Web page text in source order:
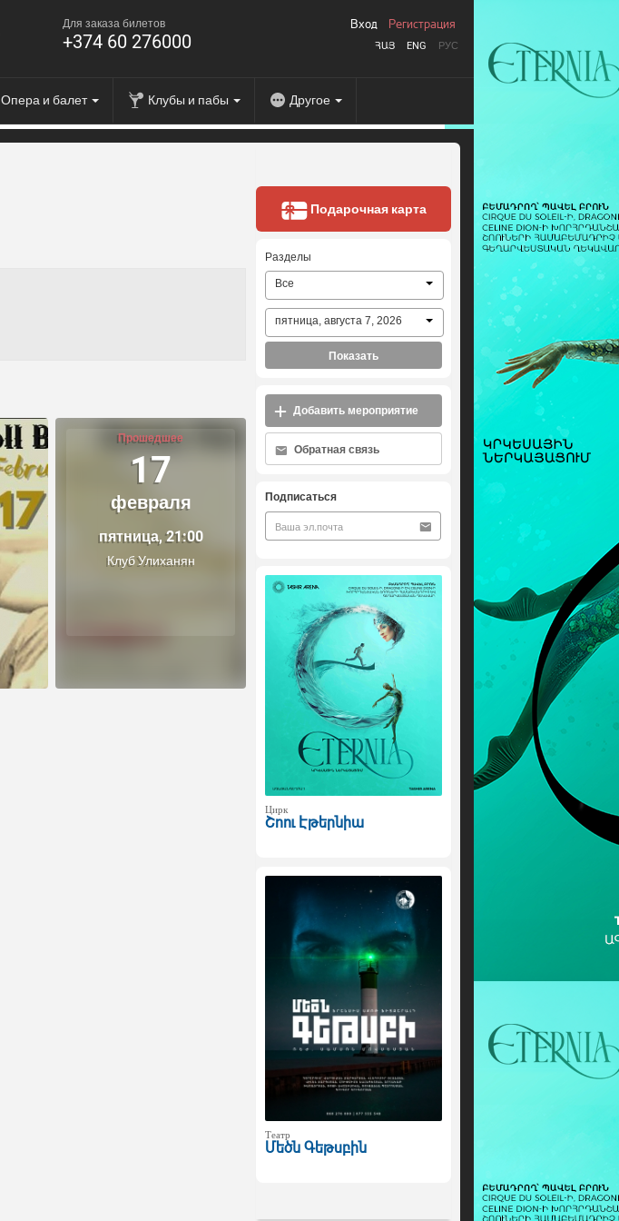
Для заказа билетов
+374 60 276000 ՀԱՅ ENG РУС
Вход Регистрация
Опера и балет Клубы и пабы Другое
Прошедшее
17
февраля
пятница, 21:00
Клуб Улиханян
Подарочная карта
Разделы
Все
пятница, августа 7, 2026
Показать
Добавить мероприятие
Обратная связь
Подписаться
Цирк
Շոու Էթերնիա
Театр
Մեծն Գեթսբին